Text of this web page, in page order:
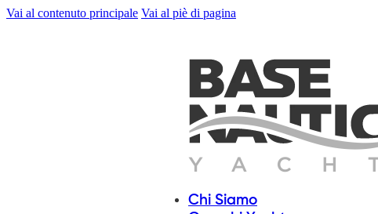
Vai al contenuto principale Vai al piè di pagina
Chi Siamo